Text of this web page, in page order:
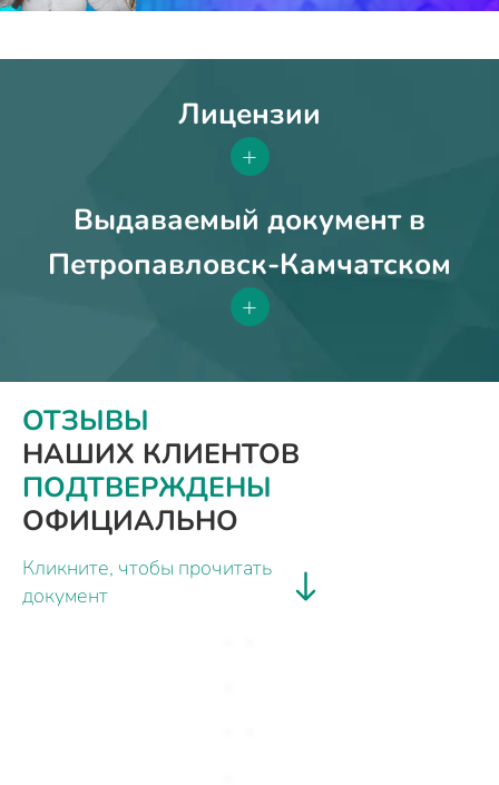
Лицензии
+
Выдаваемый документ в
Петропавловск-Камчатском
+
ОТЗЫВЫ
НАШИХ КЛИЕНТОВ
ПОДТВЕРЖДЕНЫ
ОФИЦИАЛЬНО
Кликните, чтобы прочитать
документ